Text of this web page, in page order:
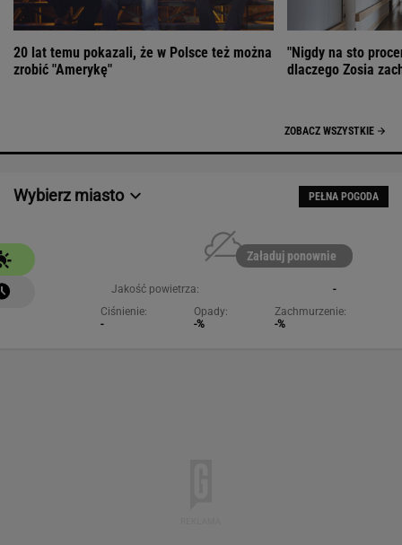
20 lat temu pokazali, że w Polsce też można
zrobić "Amerykę"
"Nigdy na sto
dlaczego Zosia
ZOBACZ WSZYSTKIE
Wybierz miasto PEŁNA POGODA
Załaduj ponownie
Jakość powietrza:
-
Ciśnienie:
-
Opady:
-%
Zachmurzenie:
-%